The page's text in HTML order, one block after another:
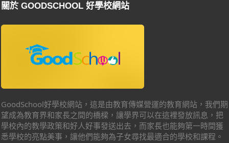
關於 GOODSCHOOL 好學校網站
GoodSchool好學校網站，這是由教育傳媒營運的教育網站，我們期
望成為教育界和家長之間的橋樑，讓學界可以在這裡發放訊息，把
學校內的教學政策和好人好事發送出去，而家長也能夠第一時間獲
悉學校的亮點美事，讓他們能夠為子女尋找最適合的學校和課程。